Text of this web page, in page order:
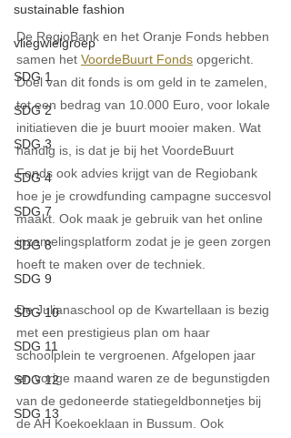
sustainable fashion
vliegwielgroep
SDG 1
SDG 2
SDG 3
SDG 4
SDG 7
SDG 8
SDG 9
SDG 10
SDG 11
SDG 12
SDG 13
De RegioBank en het Oranje Fonds hebben
samen het VoordeBuurt Fonds opgericht.
Doel van dit fonds is om geld in te zamelen,
tot een bedrag van 10.000 Euro, voor lokale
initiatieven die je buurt mooier maken. Wat
handig is, is dat je bij het VoordeBuurt
Fonds ook advies krijgt van de Regiobank
hoe je je crowdfunding campagne succesvol
maakt. Ook maak je gebruik van het online
inzamelingsplatform zodat je je geen zorgen
hoeft te maken over de techniek.
De Julianaschool op de Kwartellaan is bezig
met een prestigieus plan om haar
schoolplein te vergroenen. Afgelopen jaar
en vorige maand waren ze de begunstigden
van de gedoneerde statiegeldbonnetjes bij
de AH Koekoeklaan in Bussum. Ook